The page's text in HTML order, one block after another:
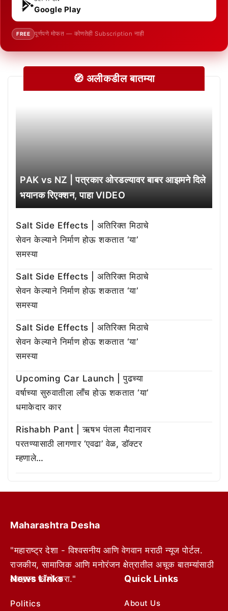
Google Play
FREE पूर्णपणे मोफत — कोणतेही Subscription नाही
🧭 अलीकडील बातम्या
PAK vs NZ | पत्रकार ओरडल्यावर बाबर आझमने दिले
भयानक रिएक्शन, पाहा VIDEO
Salt Side Effects | अतिरिक्त मिठाचे
सेवन केल्याने निर्माण होऊ शकतात ‘या’
समस्या
Salt Side Effects | अतिरिक्त मिठाचे
सेवन केल्याने निर्माण होऊ शकतात ‘या’
समस्या
Salt Side Effects | अतिरिक्त मिठाचे
सेवन केल्याने निर्माण होऊ शकतात ‘या’
समस्या
Upcoming Car Launch | पुढच्या
वर्षाच्या सुरुवातीला लाँच होऊ शकतात ‘या’
धमाकेदार कार
Rishabh Pant | ऋषभ पंतला मैदानावर
परतण्यासाठी लागणार ‘एवढा’ वेळ, डॉक्टर
म्हणाले…
Maharashtra Desha
"महाराष्ट्र देशा - विश्वसनीय आणि वेगवान मराठी न्यूज पोर्टल.
राजकीय, सामाजिक आणि मनोरंजन क्षेत्रातील अचूक बातम्यांसाठी
आम्हाला फॉलो करा."
News Links
Politics
Quick Links
About Us